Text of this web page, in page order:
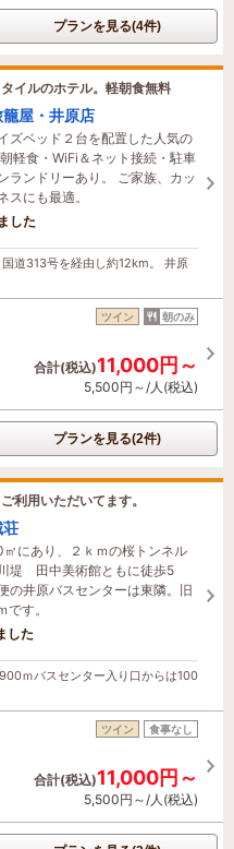
プランを見る(4件)
イルのホテル。軽朝食無料
屋・井原店
ズベッド２台を配置した人気の
軽食・WiFi＆ネット接続・駐車
ランドリーあり。 ご家族、カッ
スにも最適。
ます
した
道313号を経由し約12km。 井原
ツイン 朝のみ
合計(税込)11,000円～
5,500円～/人(税込)
プランを見る(2件)
利用いただいてます。
荘
にあり、２ｋｍの桜トンネル
堤 田中美術館ともに徒歩5
の井原バスセンターは東隣。旧
す。
ます
した
ｍバスセンター入り口からは100
ツイン 食事なし
合計(税込)11,000円～
5,500円～/人(税込)